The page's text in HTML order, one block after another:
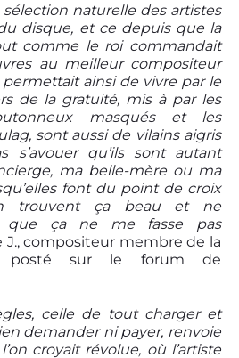
sélection naturelle des artistes
disque, et ce depuis que la
comme le roi commandait
au meilleur compositeur
ainsi de vivre par le
de la gratuité, mis à par les
masqués et les
sont aussi de vilains aigris
qu’ils sont autant
ma belle-mère ou ma
font du point de croix
trouvent ça beau et ne
que ça ne me fasse pas
J., compositeur membre de la
posté sur le forum de
celle de tout charger et
demander ni payer, renvoie
croyait révolue, où l’artiste